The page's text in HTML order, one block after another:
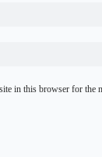
in this browser for the